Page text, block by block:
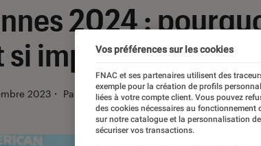
2024 :
si important ?
2023 ・ Par Robin Negre
Vos préférences sur les cookies
FNAC et ses partenaires utilisent des
exemple pour la création de profils
liées à votre compte client. Vous pouvez
des cookies nécessaires au
sur notre catalogue et la personnalisation
sécuriser vos transactions.